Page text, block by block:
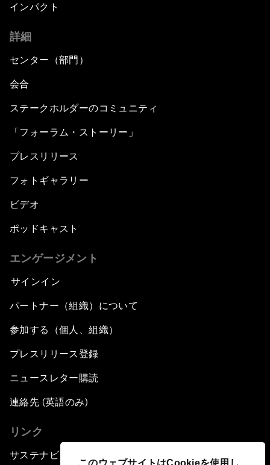
このウェブサイトはCookieを使用し
インパクト
詳細
センター（部門）
会合
ステークホルダーのコミュニティ
「フォーラム・ストーリー」
プレスリリース
フォトギャラリー
ビデオ
ポッドキャスト
エンゲージメント
サインイン
パートナー（組織）について
参加する（個人、組織）
プレスリリース登録
ニュースレター購読
連絡先 (英語のみ)
リンク
サステナビリティへの取り組み